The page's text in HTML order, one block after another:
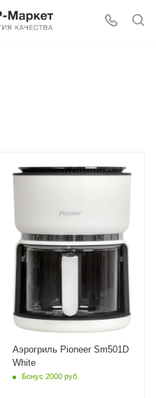
Аэрогриль Pioneer Sm501D
White
Бонус 2000 руб.